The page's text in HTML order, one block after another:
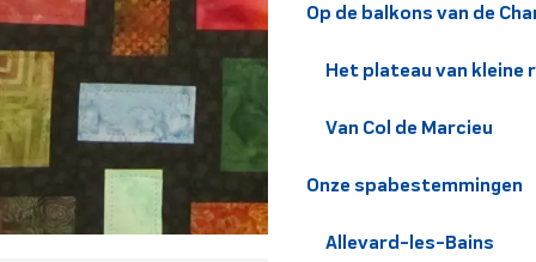
Op de balkons van de
Het plateau van kleine
Van Col de Marcieu
Onze spabestemmingen
Allevard-les-Bains